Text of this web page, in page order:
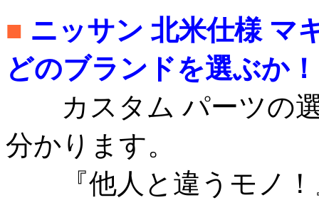
■ ニッサン 北米仕様 マ
どのブランドを選ぶか
カスタム パーツの選
分かります。
『他人と違うモノ！